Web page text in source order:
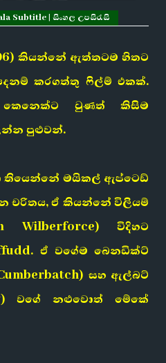
Subtitle | සිංහල උපසිරැසි
කියන්නේ ඇත්තටම හිතට
කරගත්තු ෆිල්ම් එකක්.
වුණත් කිසිම
පුළුවන්.
තියෙන්නේ මයිකල් ඇප්ටෙඩ්
චරිතය, ඒ කියන්නේ විලියම්
Wilberforce) විදිහට
ඒ වගේම බෙනඩික්ට්
සහ ඇල්බට්
වගේ නළුවොත් මේකේ